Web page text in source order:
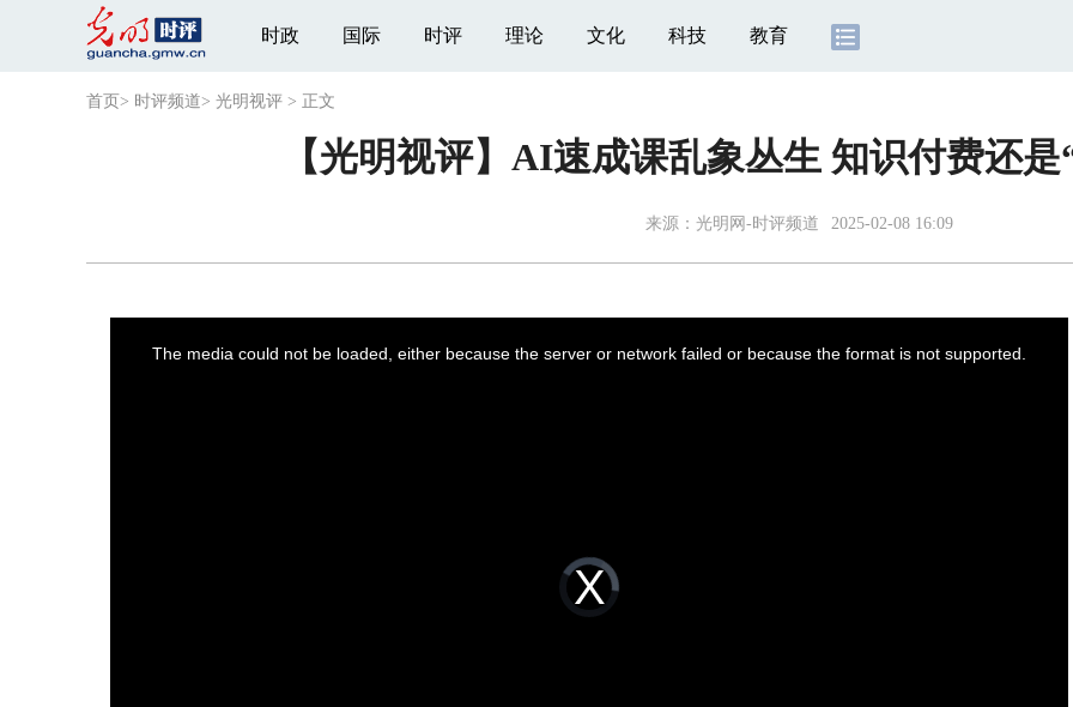
时政 国际 时评 理论 文化 科技 教育
首页 > 时评频道> 光明视评 > 正文
【光明视评】AI速成课乱象丛生 知识付费还
来源： 光明网-时评频道 2025-02-08 16:09
Video
Player
loading.
The media could not be loaded, either because the server or network failed or because the format is not supported.